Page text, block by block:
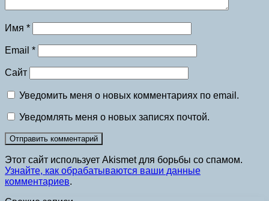
Имя *
Email *
Сайт
Уведомить меня о новых комментариях по email.
Уведомлять меня о новых записях почтой.
Этот сайт использует Akismet для борьбы со спамом.
Узнайте, как обрабатываются ваши данные
комментариев.